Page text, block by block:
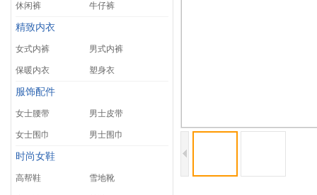
休闲裤 牛仔裤
精致内衣
女式内裤 男式内裤
保暖内衣 塑身衣
服饰配件
女士腰带 男士皮带
女士围巾 男士围巾
时尚女鞋
高帮鞋 雪地靴